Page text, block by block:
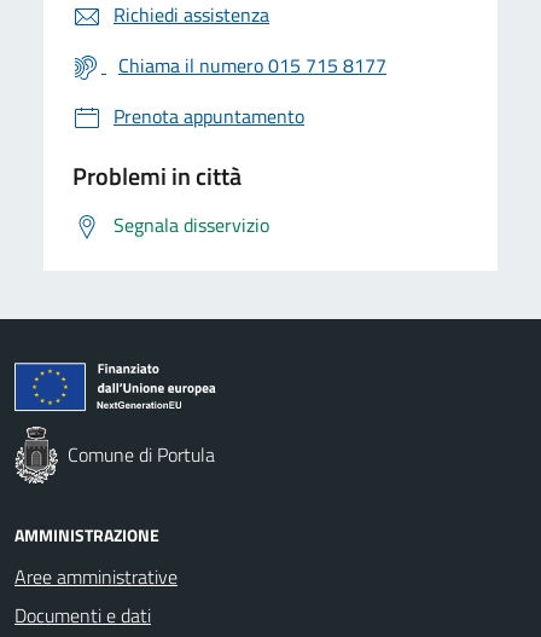
Richiedi assistenza
Chiama il numero 015 715 8177
Prenota appuntamento
Problemi in città
Segnala disservizio
Comune di Portula
AMMINISTRAZIONE
Aree amministrative
Documenti e dati